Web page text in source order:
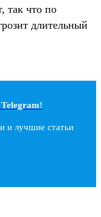
так что по
длительный
и лучшие статьи